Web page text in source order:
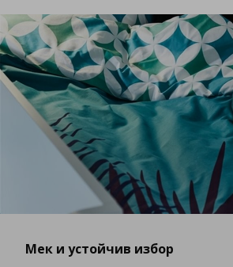
Мек и устойчив избор